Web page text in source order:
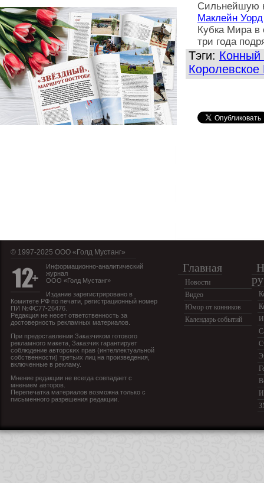
Сильнейшую
Маклейн Уорд
Кубка Мира в
три года
Тэги: Конный
© 1997-2025 OOO «Голд Мустанг»
Информационно-аналитический
журнал
ООО «Голд Мустанг»
Издание зарегистрировано в
Комитете РФ по печати, регистрационный номер
ПИ №ФС77-26476.
Редакция не несет ответственность за
достоверность рекламных материалов.
При предоставлении Заказчиком готового
рекламного макета, Заказчик гарантирует
соблюдение авторских прав (интеллектуальной
собственности) третьих лиц на произведения,
включенные в рекламу.
Мнение редакции не всегда совпадает с
мнением авторов.
Перепечатка материалов возможна только с
письменного разрешения редакции.
Главная
Новости
Видео
Юмор от конников
Календарь событий